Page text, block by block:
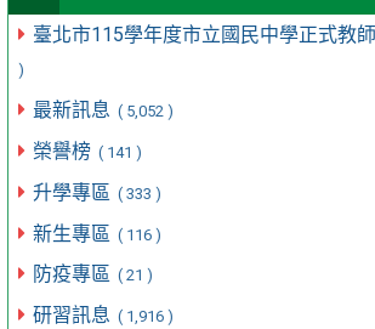
臺北市115學年度市立國民中學正式教
)
最新訊息 ( 5,052 )
榮譽榜 ( 141 )
升學專區 ( 333 )
新生專區 ( 116 )
防疫專區 ( 21 )
研習訊息 ( 1,916 )